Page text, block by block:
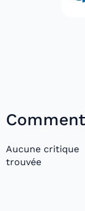
Aucune critique
trouvée